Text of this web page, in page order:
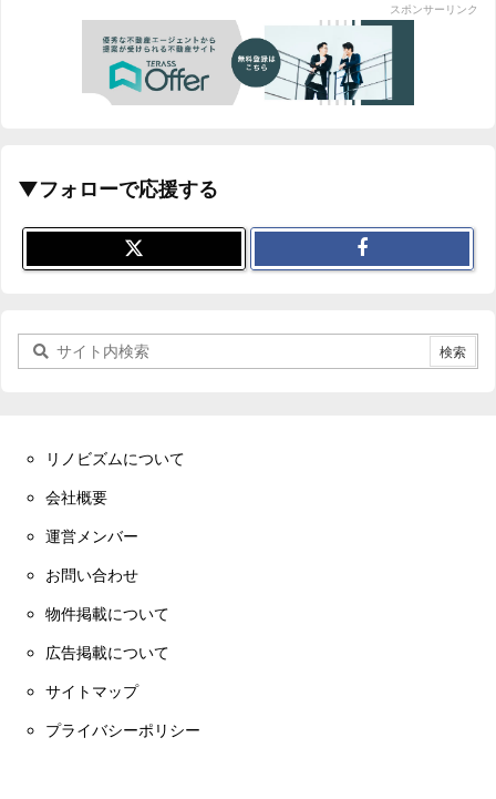
スポンサーリンク
▼フォローで応援する
リノビズムについて
会社概要
運営メンバー
お問い合わせ
物件掲載について
広告掲載について
サイトマップ
プライバシーポリシー